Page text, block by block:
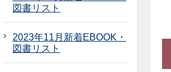
図書リスト
2023年11月新着EBOOK・
図書リスト